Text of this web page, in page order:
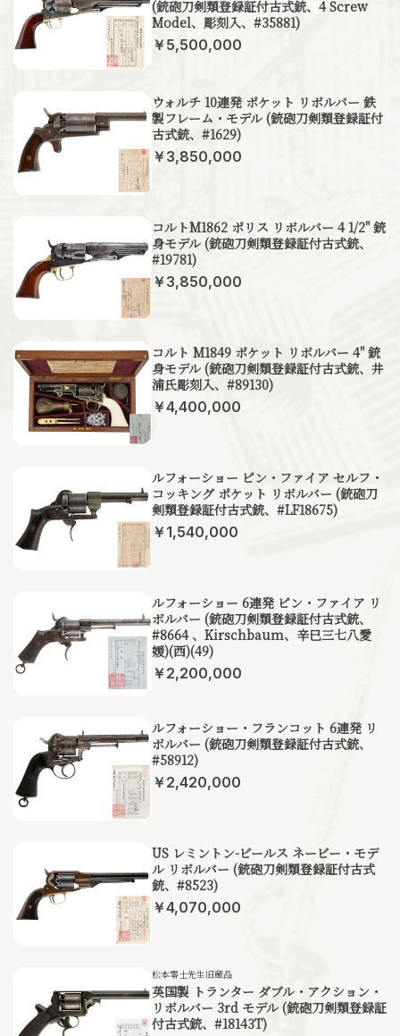
(銃砲刀剣類登録証付古式銃、4 Screw
Model、彫刻入、#35881)
￥5,500,000
ウォルチ 10連発 ポケット リボルバー 鉄
製フレーム・モデル (銃砲刀剣類登録証付
古式銃、#1629)
￥3,850,000
コルトM1862 ポリス リボルバー 4 1/2" 銃
身モデル (銃砲刀剣類登録証付古式銃、
#19781)
￥3,850,000
コルト M1849 ポケット リボルバー 4" 銃
身モデル (銃砲刀剣類登録証付古式銃、井
浦氏彫刻入、#89130)
￥4,400,000
ルフォーショー ピン・ファイア セルフ・
コッキング ポケット リボルバー (銃砲刀
剣類登録証付古式銃、#LF18675)
￥1,540,000
ルフォーショー 6連発 ピン・ファイア リ
ボルバー (銃砲刀剣類登録証付古式銃、
#8664 、Kirschbaum、辛巳三七八愛
媛)(西)(49)
￥2,200,000
ルフォーショー・フランコット 6連発 リ
ボルバー (銃砲刀剣類登録証付古式銃、
#58912)
￥2,420,000
US レミントン-ビールス ネービー・モデ
ル リボルバー (銃砲刀剣類登録証付古式
銃、#8523)
￥4,070,000
英国製 トランター ダブル・アクション・
リボルバー 3rd モデル (銃砲刀剣類登録証
付古式銃、#18143T)
松本零士先生旧蔵品